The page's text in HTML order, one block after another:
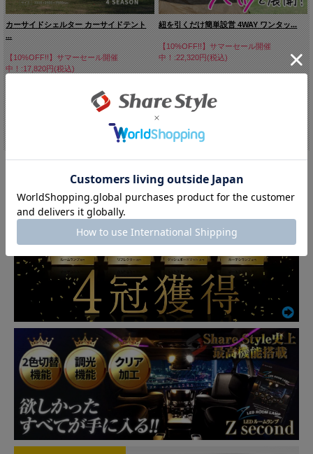
カーサイドシェルター カーサイドテント
...
【10%OFF!!】サマーセール開催
中！:17,820円(税込)
紐を引くだけ簡単設営 4WAY ワンタッ...
【10%OFF!!】サマーセール開催
中！:22,320円(税込)